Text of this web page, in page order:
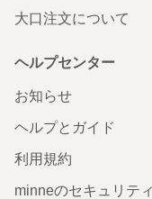
大口注文について
ヘルプセンター
お知らせ
ヘルプとガイド
利用規約
minneのセキュリティ